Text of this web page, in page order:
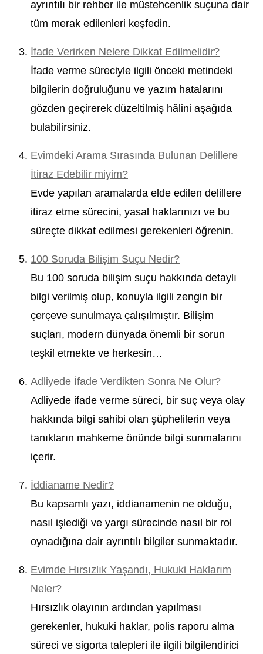
ayrıntılı bir rehber ile müstehcenlik suçuna dair
tüm merak edilenleri keşfedin.
İfade Verirken Nelere Dikkat Edilmelidir?
İfade verme süreciyle ilgili önceki metindeki
bilgilerin doğruluğunu ve yazım hatalarını
gözden geçirerek düzeltilmiş hâlini aşağıda
bulabilirsiniz.
Evimdeki Arama Sırasında Bulunan Delillere
İtiraz Edebilir miyim?
Evde yapılan aramalarda elde edilen delillere
itiraz etme sürecini, yasal haklarınızı ve bu
süreçte dikkat edilmesi gerekenleri öğrenin.
100 Soruda Bilişim Suçu Nedir?
Bu 100 soruda bilişim suçu hakkında detaylı
bilgi verilmiş olup, konuyla ilgili zengin bir
çerçeve sunulmaya çalışılmıştır. Bilişim
suçları, modern dünyada önemli bir sorun
teşkil etmekte ve herkesin…
Adliyede İfade Verdikten Sonra Ne Olur?
Adliyede ifade verme süreci, bir suç veya olay
hakkında bilgi sahibi olan şüphelilerin veya
tanıkların mahkeme önünde bilgi sunmalarını
içerir.
İddianame Nedir?
Bu kapsamlı yazı, iddianamenin ne olduğu,
nasıl işlediği ve yargı sürecinde nasıl bir rol
oynadığına dair ayrıntılı bilgiler sunmaktadır.
Evimde Hırsızlık Yaşandı, Hukuki Haklarım
Neler?
Hırsızlık olayının ardından yapılması
gerekenler, hukuki haklar, polis raporu alma
süreci ve sigorta talepleri ile ilgili bilgilendirici